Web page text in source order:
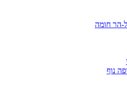
הר חומה
נוף